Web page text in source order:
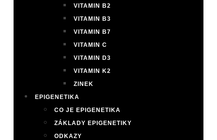
VITAMIN B2
VITAMIN B3
VITAMIN B7
VITAMIN C
VITAMIN D3
VITAMIN K2
ZINEK
EPIGENETIKA
CO JE EPIGENETIKA
ZÁKLADY EPIGENETIKY
ODKAZY